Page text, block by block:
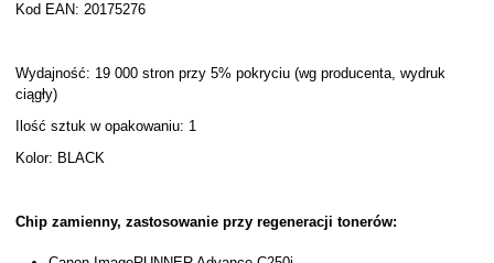
Kod EAN: 20175276
Wydajność: 19 000 stron przy 5% pokryciu (wg producenta, wydruk
ciągły)
Ilość sztuk w opakowaniu: 1
Kolor: BLACK
Chip zamienny, zastosowanie przy regeneracji tonerów: